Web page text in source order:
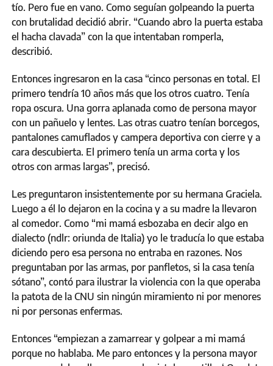
tío. Pero fue en vano. Como seguían golpeando la puerta
con brutalidad decidió abrir. “Cuando abro la puerta estaba
el hacha clavada” con la que intentaban romperla,
describió.
Entonces ingresaron en la casa “cinco personas en total. El
primero tendría 10 años más que los otros cuatro. Tenía
ropa oscura. Una gorra aplanada como de persona mayor
con un pañuelo y lentes. Las otras cuatro tenían borcegos,
pantalones camuflados y campera deportiva con cierre y a
cara descubierta. El primero tenía un arma corta y los
otros con armas largas”, precisó.
Les preguntaron insistentemente por su hermana Graciela.
Luego a él lo dejaron en la cocina y a su madre la llevaron
al comedor. Como “mi mamá esbozaba en decir algo en
dialecto (ndlr: oriunda de Italia) yo le traducía lo que estaba
diciendo pero esa persona no entraba en razones. Nos
preguntaban por las armas, por panfletos, si la casa tenía
sótano”, contó para ilustrar la violencia con la que operaba
la patota de la CNU sin ningún miramiento ni por menores
ni por personas enfermas.
Entonces “empiezan a zamarrear y golpear a mi mamá
porque no hablaba. Me paro entonces y la persona mayor